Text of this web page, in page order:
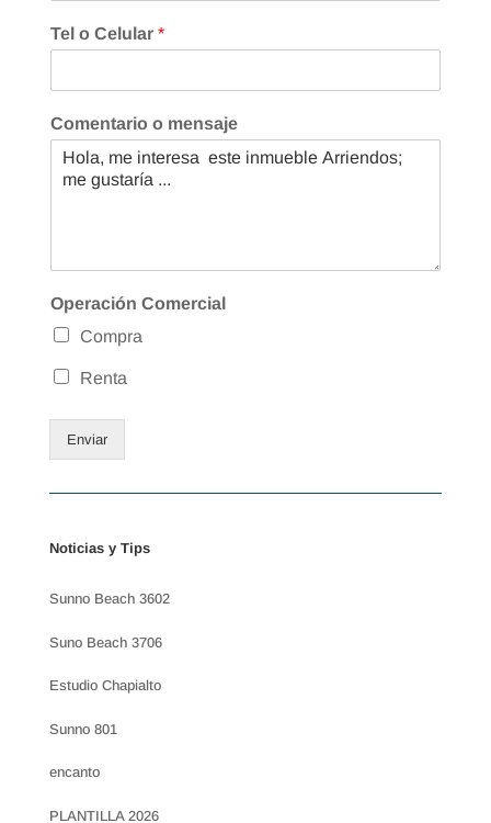
Tel o Celular *
Comentario o mensaje
Operación Comercial
Compra
Renta
Enviar
Noticias y Tips
Sunno Beach 3602
Suno Beach 3706
Estudio Chapialto
Sunno 801
encanto
PLANTILLA 2026